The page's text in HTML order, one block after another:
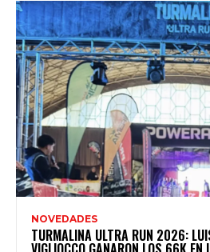
NOVEDADES
TURMALINA ULTRA RUN 2026: